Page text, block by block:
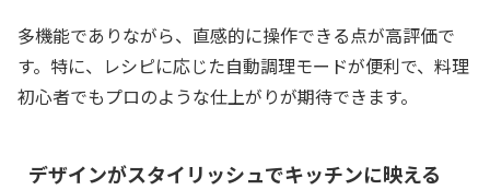
多機能でありながら、直感的に操作できる点が高評価で
す。特に、レシピに応じた自動調理モードが便利で、料理
初心者でもプロのような仕上がりが期待できます。
デザインがスタイリッシュでキッチンに映える